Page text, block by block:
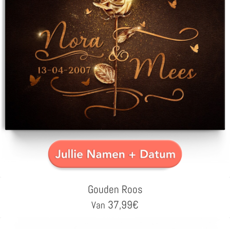
Gouden Roos
Van 37,99€